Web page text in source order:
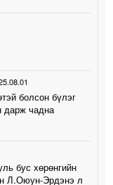
болсон бүлэг
дарж чадна
бус хөрөнгийн
Л.Оюун-Эрдэнэ л